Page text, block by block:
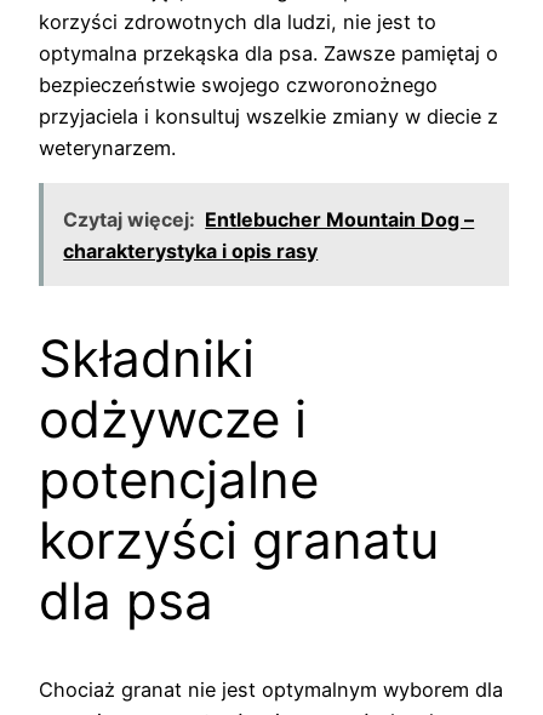
korzyści zdrowotnych dla ludzi, nie jest to
optymalna przekąska dla psa. Zawsze pamiętaj o
bezpieczeństwie swojego czworonożnego
przyjaciela i konsultuj wszelkie zmiany w diecie z
weterynarzem.
Czytaj więcej: Entlebucher Mountain Dog –
charakterystyka i opis rasy
Składniki
odżywcze i
potencjalne
korzyści granatu
dla psa
Chociaż granat nie jest optymalnym wyborem dla